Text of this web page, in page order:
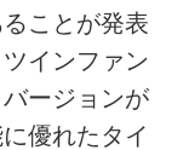
ことが発表
インファン
ージョンが
優れたタイ